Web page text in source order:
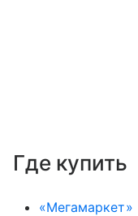
Где купить
«Мегамаркет»